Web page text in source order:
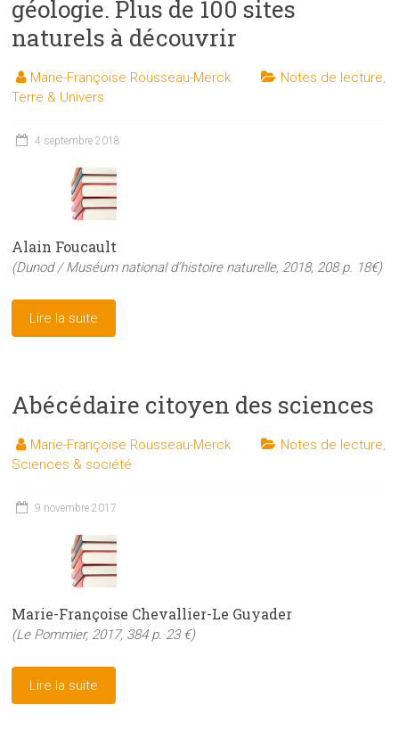
géologie. Plus de 100 sites
naturels à découvrir
Marie-Françoise Rousseau-Merck Notes de lecture,
Terre & Univers
4 septembre 2018
Alain Foucault
(Dunod / Muséum national d’histoire naturelle, 2018, 208 p. 18€)
Lire la suite
Abécédaire citoyen des sciences
Marie-Françoise Rousseau-Merck Notes de lecture,
Sciences & société
9 novembre 2017
Marie-Françoise Chevallier-Le Guyader
(Le Pommier, 2017, 384 p. 23 €)
Lire la suite